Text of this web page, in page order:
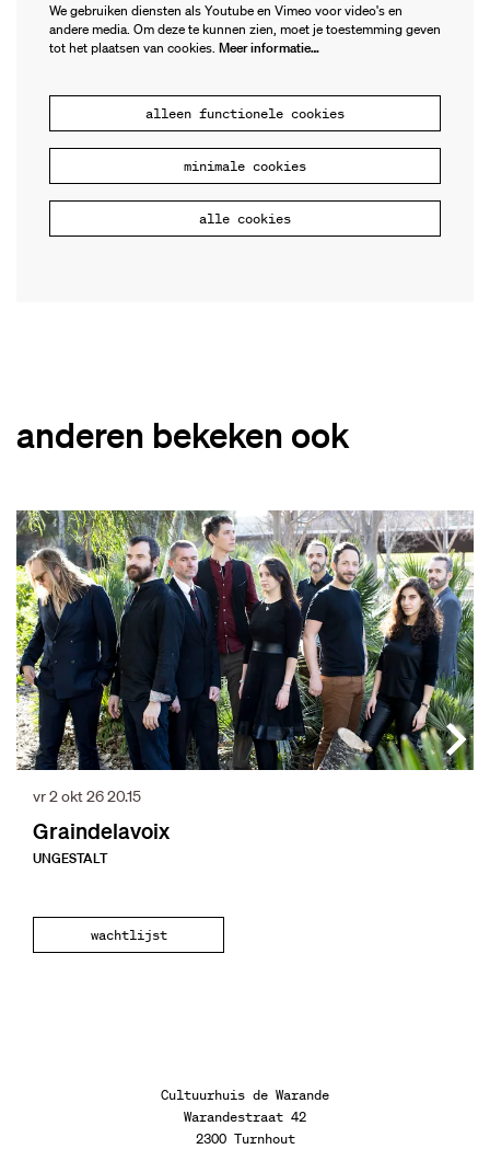
We gebruiken diensten als Youtube en Vimeo voor video's en
andere media. Om deze te kunnen zien, moet je toestemming geven
tot het plaatsen van cookies. Meer informatie…
alleen functionele cookies
minimale cookies
alle cookies
anderen bekeken ook
Graindelavoix
UNGESTALT
vr 2 okt 2620.15
wachtlijst
Cultuurhuis de Warande
Warandestraat 42
2300 Turnhout